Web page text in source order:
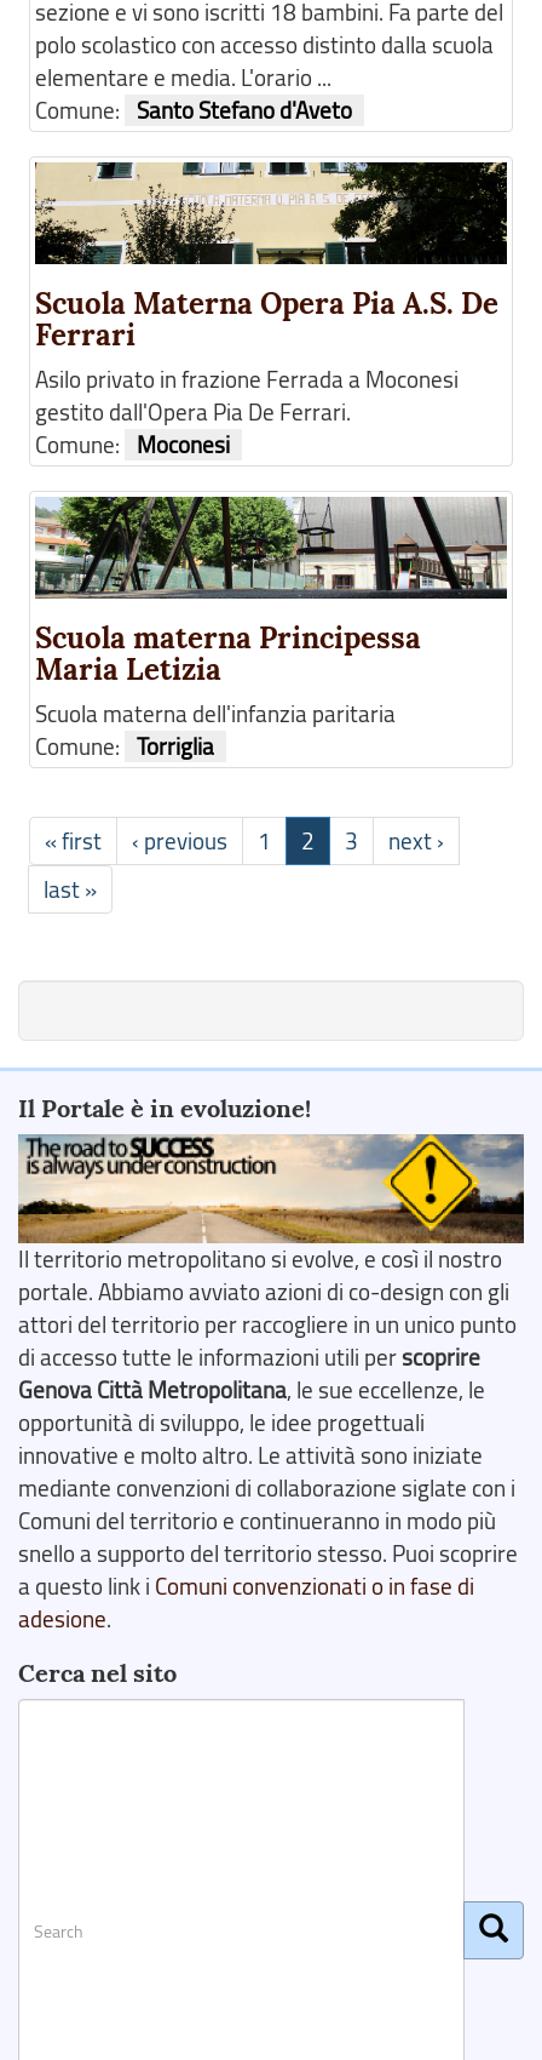
sezione e vi sono iscritti 18 bambini. Fa parte del
polo scolastico con accesso distinto dalla scuola
elementare e media. L'orario ...
Comune:
Santo Stefano d'Aveto
Scuola Materna Opera Pia A.S. De
Ferrari
Asilo privato in frazione Ferrada a Moconesi
gestito dall'Opera Pia De Ferrari.
Comune:
Moconesi
Scuola materna Principessa
Maria Letizia
Scuola materna dell'infanzia paritaria
Comune: Torriglia
« first ‹ previous 1 2 3
next ›
last »
Il Portale è in evoluzione!
Il territorio metropolitano si evolve, e così il nostro
portale. Abbiamo avviato azioni di co-design con gli
attori del territorio per raccogliere in un unico punto
di accesso tutte le informazioni utili perscoprire
Genova Città Metropolitana, le sue eccellenze, le
opportunità di sviluppo, le idee progettuali
innovative e molto altro. Le attività sono iniziate
mediante convenzioni di collaborazione siglate con i
Comuni del territorio e continueranno in modo più
snello a supporto del territorio stesso. Puoi scoprire
a questo link i Comuni convenzionati o in fase di
adesione.
Cerca nel sito